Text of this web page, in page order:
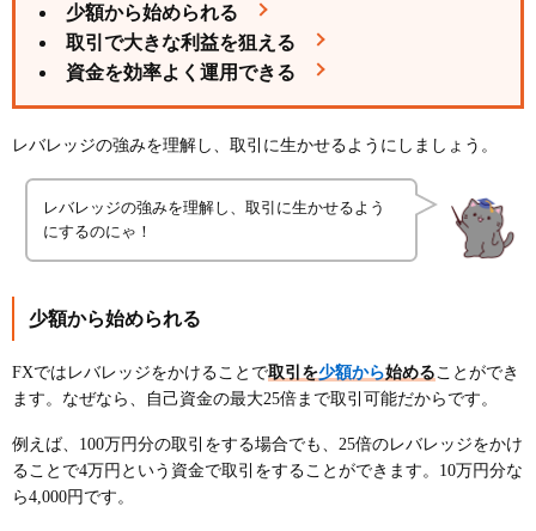
少額から始められる
取引で大きな利益を狙える
資金を効率よく運用できる
レバレッジの強みを理解し、取引に生かせるようにしましょう。
レバレッジの強みを理解し、取引に生かせるよう
にするのにゃ！
少額から始められる
FXではレバレッジをかけることで取引を少額から始める ことができ
ます。なぜなら、自己資金の最大25倍まで取引可能だからです。
例えば、100万円分の取引をする場合でも、25倍のレバレッジをかけ
ることで4万円という資金で取引をすることができます。10万円分な
ら4,000円です。